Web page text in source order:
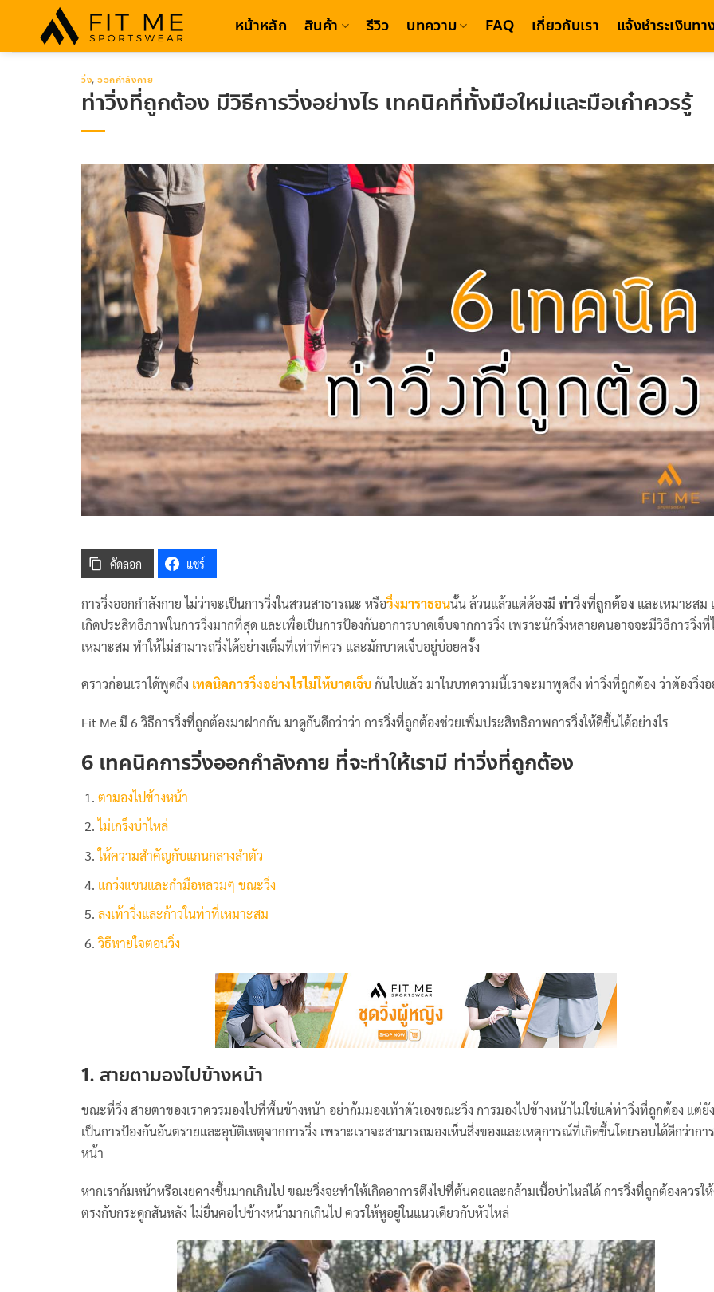
content
หน้าหลัก สินค้า รีวิว บทความ FAQ เกี่ยวกับเรา แจ้งชำระเงินทา
วิ่ง,ออกกำลังกาย
ท่าวิ่งที่ถูกต้อง มีวิธีการวิ่งอย่างไร เทคนิคที่ทั้งมือใหม่และมือเก๋าควรรู้
คัดลอก แชร์
การวิ่งออกกำลังกาย ไม่ว่าจะเป็นการวิ่งในสวนสาธารณะ หรือวิ่งมาราธอนนั้น ล้วนแล้วแต่ต้องมี ท่าวิ่งที่ถูกต้อง และเหมาะสม
เกิดประสิทธิภาพในการวิ่งมากที่สุด และเพื่อเป็นการป้องกันอาการบาดเจ็บจากการวิ่ง เพราะนักวิ่งหลายคนอาจจะมีวิธีการวิ่งที่
เหมาะสม ทำให้ไม่สามารถวิ่งได้อย่างเต็มที่เท่าที่ควร และมักบาดเจ็บอยู่บ่อยครั้ง
คราวก่อนเราได้พูดถึง เทคนิคการวิ่งอย่างไรไม่ให้บาดเจ็บกันไปแล้ว มาในบทความนี้เราจะมาพูดถึง ท่าวิ่งที่ถูกต้อง ว่าต้องวิ่งอ
Fit Me มี 6 วิธีการวิ่งที่ถูกต้องมาฝากกัน มาดูกันดีกว่าว่า การวิ่งที่ถูกต้องช่วยเพิ่มประสิทธิภาพการวิ่งให้ดีขึ้นได้อย่างไร
6 เทคนิคการวิ่งออกกำลังกาย ที่จะทำให้เรามี ท่าวิ่งที่ถูกต้อง
ตามองไปข้างหน้า
ไม่เกร็งบ่าไหล่
ให้ความสำคัญกับแกนกลางลำตัว
แกว่งแขนและกำมือหลวมๆ ขณะวิ่ง
ลงเท้าวิ่งและก้าวในท่าที่เหมาะสม
วิธีหายใจตอนวิ่ง
1. สายตามองไปข้างหน้า
ขณะที่วิ่ง สายตาของเราควรมองไปที่พื้นข้างหน้า อย่าก้มมองเท้าตัวเองขณะวิ่ง การมองไปข้างหน้าไม่ใช่แค่ท่าวิ่งที่ถูกต้อง แต่ยัง
เป็นการป้องกันอันตรายและอุบัติเหตุจากการวิ่ง เพราะเราจะสามารถมองเห็นสิ่งของและเหตุการณ์ที่เกิดขึ้นโดยรอบได้ดีกว่ากา
หน้า
หากเราก้มหน้าหรือเงยคางขึ้นมากเกินไป ขณะวิ่งจะทำให้เกิดอาการตึงไปที่ต้นคอและกล้ามเนื้อบ่าไหล่ได้ การวิ่งที่ถูกต้องควรใ
ตรงกับกระดูกสันหลัง ไม่ยื่นคอไปข้างหน้ามากเกินไป ควรให้หูอยู่ในแนวเดียวกับหัวไหล่